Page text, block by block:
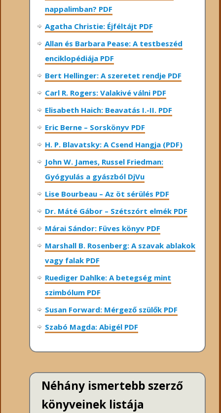
nappalimban? PDF
Agatha Christie: Éjféltájt PDF
Allan és Barbara Pease: A testbeszéd
enciklopédiája PDF
Bert Hellinger: A ​szeretet rendje PDF
Carl R. Rogers: Valakivé válni PDF
Elisabeth Haich: Beavatás I.-II. PDF
Eric Berne – Sorskönyv PDF
H. P. Blavatsky: A Csend Hangja (PDF)
John W. James, Russel Friedman:
Gyógyulás a gyászból DjVu
Lise Bourbeau – Az öt sérülés PDF
Dr. Máté Gábor – Szétszórt elmék PDF
Márai Sándor: Füves könyv PDF
Marshall B. Rosenberg: A szavak ablakok
vagy falak PDF
Ruediger Dahlke: A betegség mint
szimbólum PDF
Susan Forward: Mérgező szülők PDF
Szabó Magda: Abigél PDF
Néhány ismertebb szerző
könyveinek listája